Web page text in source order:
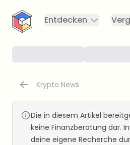
CryptoTicker
Entdecken
Krypto News
Die in diesem Artikel
keine Finanzberatung dar.
deine eigene Recherche